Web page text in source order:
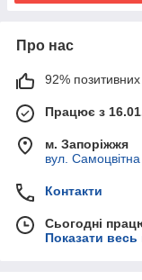
Про нас
92% позитивних
Працює з
м. Запоріжжя
вул.
Контакти
Сьогодні
Показати весь